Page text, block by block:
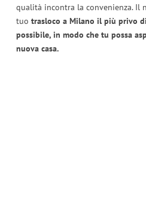
qualità incontra la convenienza. Il
tuo trasloco a Milano il più privo
possibile, in modo che tu possa
nuova casa.